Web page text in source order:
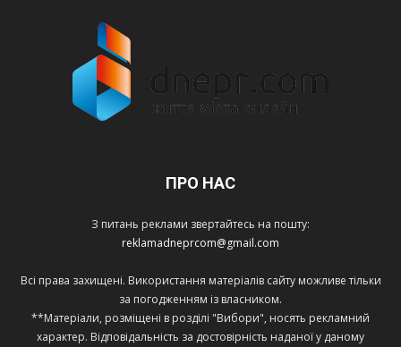
ПРО НАС
З питань реклами звертайтесь на пошту:
reklamadneprcom@gmail.com
Всі права захищені. Використання матеріалів сайту можливе тільки
за погодженням із власником.
**Матеріали, розміщені в розділі "Вибори", носять рекламний
характер. Відповідальність за достовірність наданої у даному